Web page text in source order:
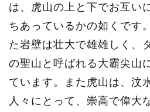
は、虎山の上と下でお互い
ちあっているかの如くです
た岩壁は壮大で雄雄しく、
の聖山と呼ばれる大霸尖山
ています。また虎山は、汶
人々にとって、崇高で偉大